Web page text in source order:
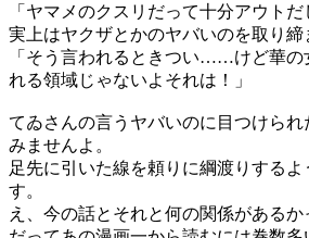
「ヤマメのクスリだって十分アウト
実上はヤクザとかのヤバいのを取り締
「そう言われるときつい……けど華の
れる領域じゃないよそれは！」
てゐさんの言うヤバいのに目つけら
みませんよ。
足先に引いた線を頼りに綱渡りする
す。
え、今の話とそれと何の関係があるか